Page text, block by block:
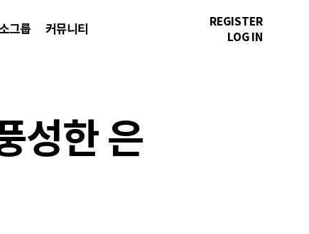
소그룹 커뮤니티
REGISTER
LOG IN
성한 은